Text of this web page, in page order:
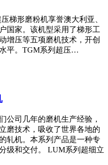
梯形磨粉机享誉澳大利亚、
国家。该机型采用了梯形工
增压等五项磨机技术，开创
平。TGM系列超压…
公司几年的磨机生产经验，
磨技术，吸收了世界各地的
轧机。本系列产品是一种专
级和交付。 LUM系列超细立